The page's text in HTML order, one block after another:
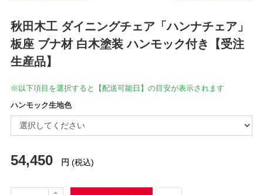
秋田木工 ダイニングチェア「ハンナチェア」
板座 ブナ材 白木塗装 ハンモック付き【受注
生産品】
※以下項目を選択すると【配送可能日】の目安が表示されます
ハンモック生地色
54,450 円 (税込)